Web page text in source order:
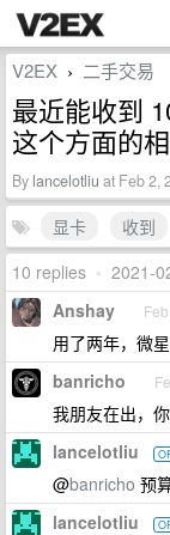
V2EX › 二手交易
最近能收到
这个方面的
By lancelotliu at Feb 2,
显卡 收到
10 replies • 2021-
Anshay
用了两年，微
banricho
我朋友在出，
lancelotliu
@banricho 预
lancelotliu